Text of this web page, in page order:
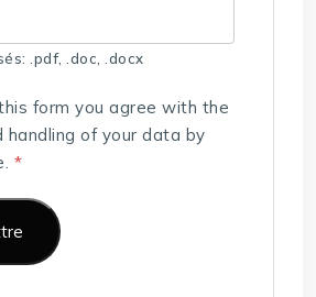
.pdf, .doc, .docx
form you agree with the
handling of your data by
*